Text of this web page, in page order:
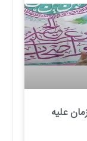
علیه